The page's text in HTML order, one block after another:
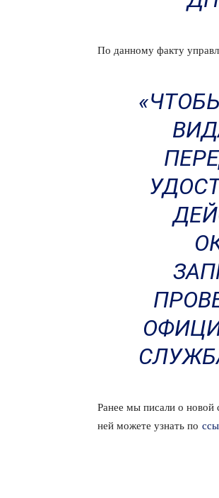
По данному факту
Ранее мы писали о новой
ней можете узнать по